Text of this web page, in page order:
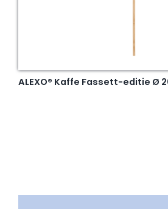
ALEXO® Kaffe Fassett-editie Ø